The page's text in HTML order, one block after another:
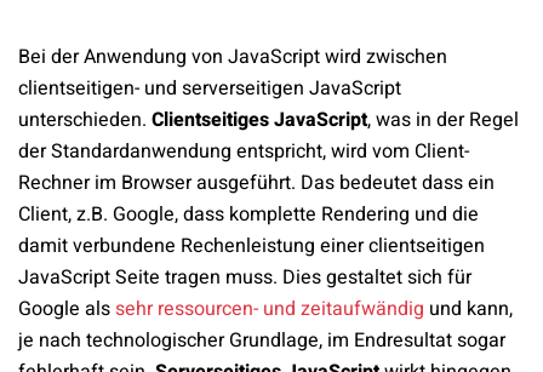
Bei der Anwendung von JavaScript wird zwischen
clientseitigen- und serverseitigen JavaScript
unterschieden. Clientseitiges JavaScript, was in der Regel
der Standardanwendung entspricht, wird vom Client-
Rechner im Browser ausgeführt. Das bedeutet dass ein
Client, z.B. Google, dass komplette Rendering und die
damit verbundene Rechenleistung einer clientseitigen
JavaScript Seite tragen muss. Dies gestaltet sich für
Google alssehr ressourcen- und zeitaufwändig und kann,
je nach technologischer Grundlage, im Endresultat sogar